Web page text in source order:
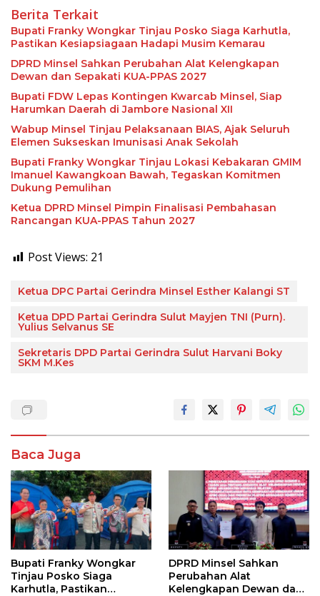
Berita Terkait
Bupati Franky Wongkar Tinjau Posko Siaga Karhutla,
Pastikan Kesiapsiagaan Hadapi Musim Kemarau
DPRD Minsel Sahkan Perubahan Alat Kelengkapan
Dewan dan Sepakati KUA-PPAS 2027
Bupati FDW Lepas Kontingen Kwarcab Minsel, Siap
Harumkan Daerah di Jambore Nasional XII
Wabup Minsel Tinjau Pelaksanaan BIAS, Ajak Seluruh
Elemen Sukseskan Imunisasi Anak Sekolah
Bupati Franky Wongkar Tinjau Lokasi Kebakaran GMIM
Imanuel Kawangkoan Bawah, Tegaskan Komitmen
Dukung Pemulihan
Ketua DPRD Minsel Pimpin Finalisasi Pembahasan
Rancangan KUA-PPAS Tahun 2027
Post Views: 21
Ketua DPC Partai Gerindra Minsel Esther Kalangi ST
Ketua DPD Partai Gerindra Sulut Mayjen TNI (Purn).
Yulius Selvanus SE
Sekretaris DPD Partai Gerindra Sulut Harvani Boky
SKM M.Kes
Baca Juga
Bupati Franky Wongkar
Tinjau Posko Siaga
Karhutla, Pastikan
DPRD Minsel Sahkan
Perubahan Alat
Kelengkapan Dewan dan